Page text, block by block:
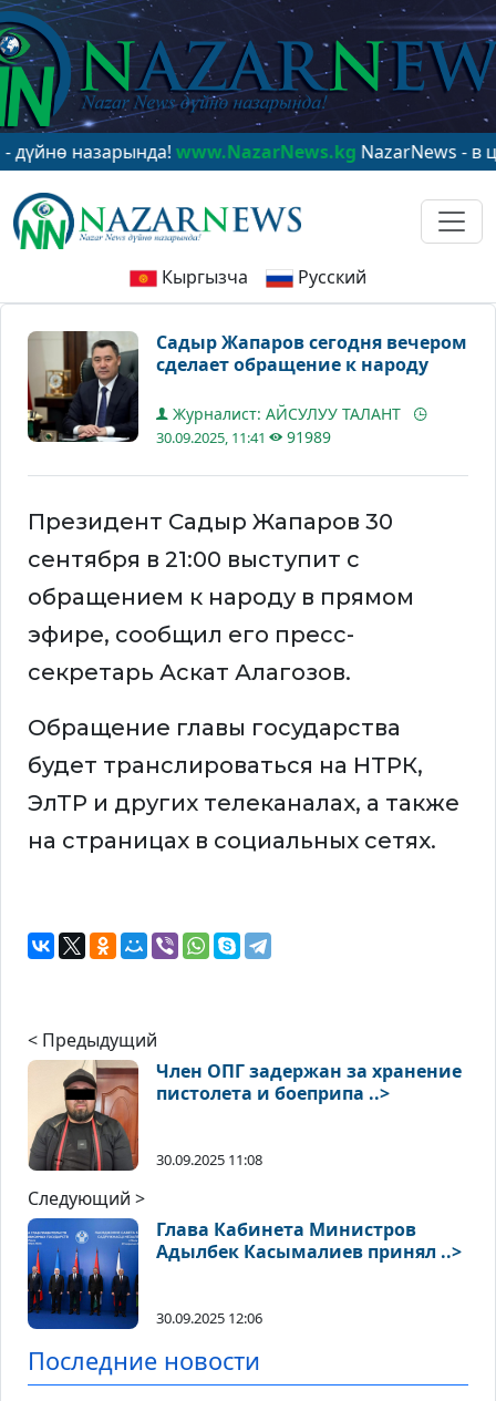
назарында!www.NazarNews.kgNazarNews - в
Кыргызча Русский
Садыр Жапаров сегодня вечером
сделает обращение к народу
Журналист: АЙСУЛУУ ТАЛАНТ
30.09.2025, 11:41 91989
Президент Садыр Жапаров 30
сентября в 21:00 выступит с
обращением к народу в прямом
эфире, сообщил его пресс-
секретарь Аскат Алагозов.
Обращение главы государства
будет транслироваться на НТРК,
ЭлТР и других телеканалах, а также
на страницах в социальных сетях.
< Предыдущий
Член ОПГ задержан за хранение
пистолета и боеприпа ..>
30.09.2025 11:08
Следующий >
Глава Кабинета Министров
Адылбек Касымалиев принял ..>
30.09.2025 12:06
Последние новости